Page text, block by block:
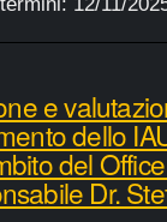
e
dello
del
Dr.